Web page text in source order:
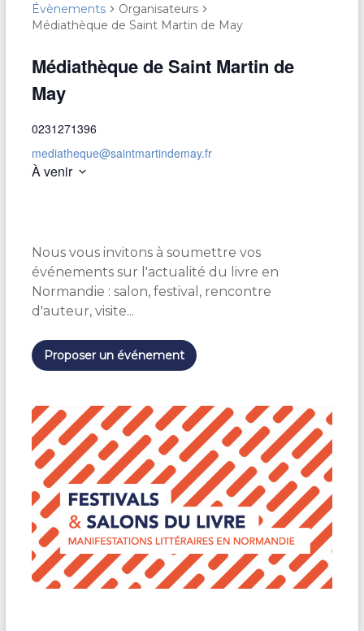
Évènements
Organisateurs
Médiathèque de Saint Martin de May
Médiathèque de Saint Martin de
May
0231271396
mediatheque@saintmartindemay.fr
À venir
c
t
i
o
n
e
z
e
d
a
t
.
Nous vous invitons à soumettre vos
événements sur l'actualité du livre en
Normandie : salon, festival, rencontre
d'auteur, visite...
Proposer un événement